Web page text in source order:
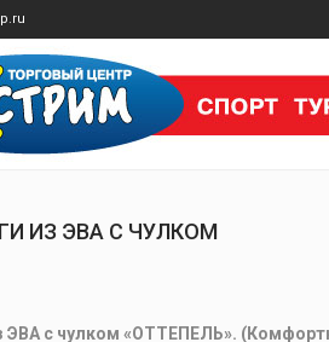
ИЗ ЭВА С ЧУЛКОМ
ЭВА с чулком «ОТТЕПЕЛЬ».